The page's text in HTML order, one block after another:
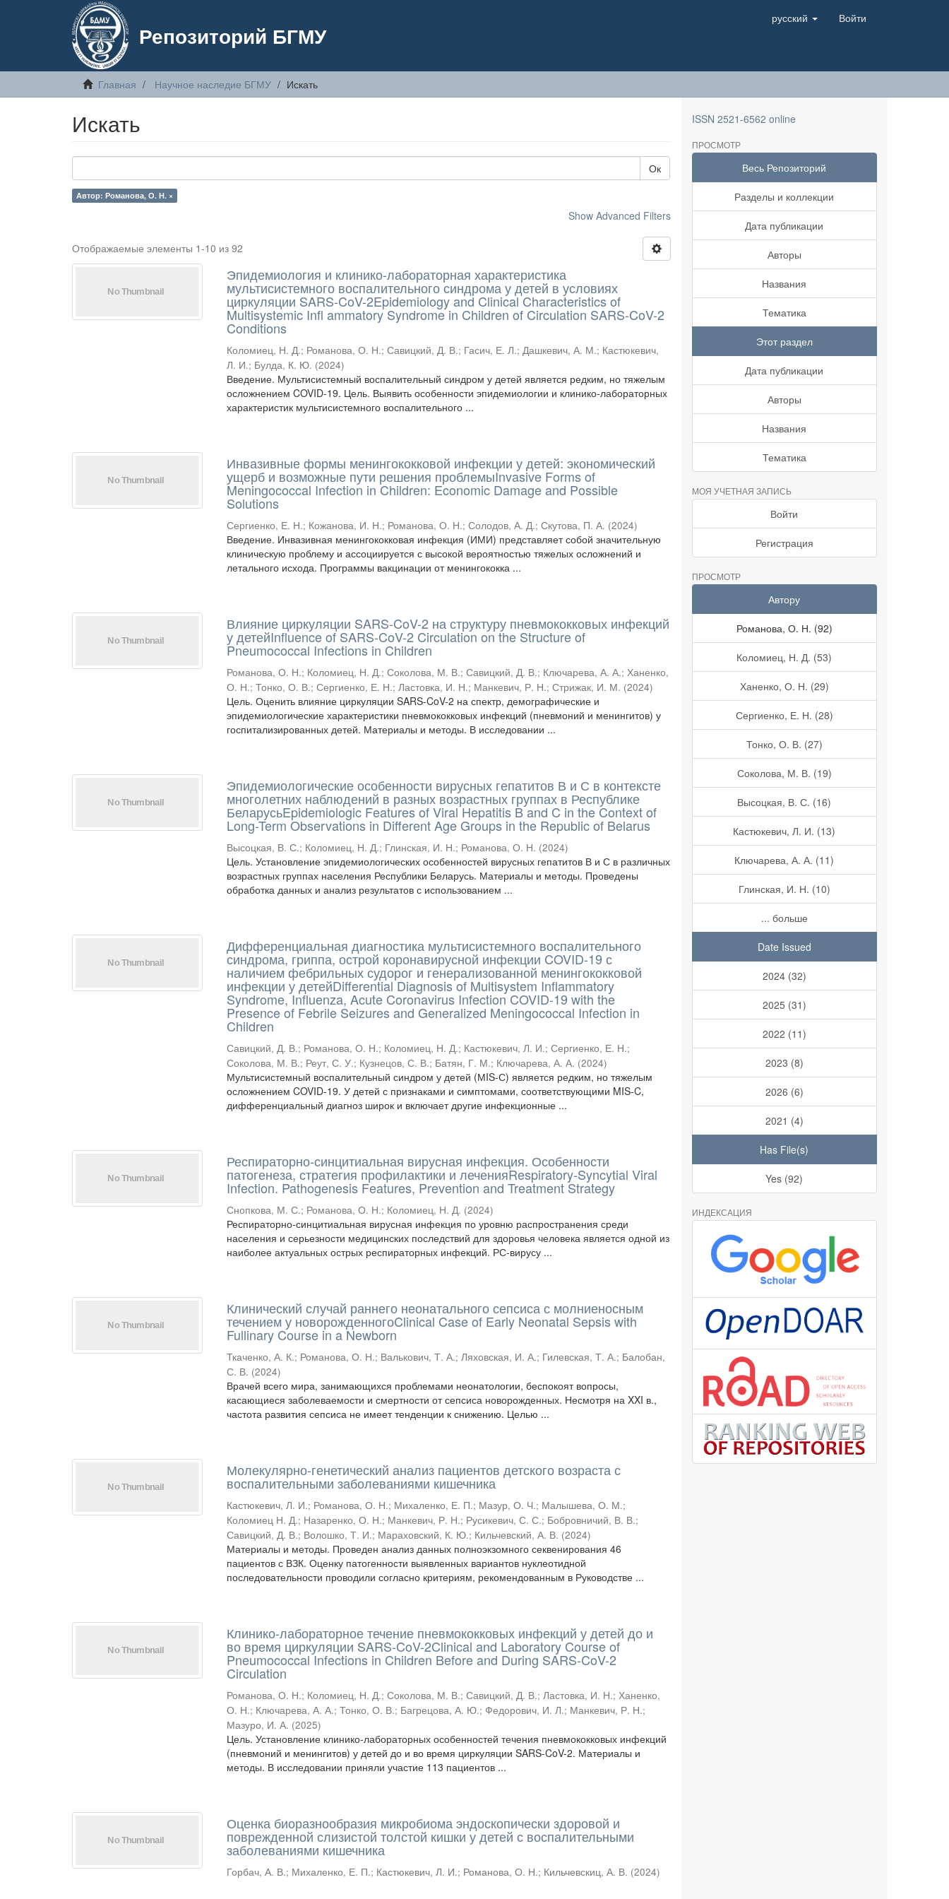
Репозиторий БГМУ
русский Войти
Главная Научное наследие БГМУ Искать
Искать
Ок
Автор: Романова, О. Н. ×
Show Advanced Filters
Отображаемые элементы 1-10 из 92
Эпидемиология и клинико-лабораторная характеристика
мультисистемного воспалительного синдрома у детей в условиях
циркуляции SARS-CoV-2Epidemiology and Clinical Characteristics of
Multisystemic Infl ammatory Syndrome in Children of Circulation SARS-CoV-2
Conditions
Коломиец, Н. Д.; Романова, О. Н.;Савицкий, Д. В.; Гасич, Е. Л.;Дашкевич, А. М.; Кастюкевич,
Л. И.; Булда, К. Ю. (2024)
Введение. Мультисистемный воспалительный синдром у детей является редким, но тяжелым
осложнением COVID-19. Цель. Выявить особенности эпидемиологии и клинико-лабораторных
характеристик мультисистемного воспалительного ...
Инвазивные формы менингококковой инфекции у детей: экономический
ущерб и возможные пути решения проблемыInvasive Forms of
Meningococcal Infection in Children: Economic Damage and Possible
Solutions
Сергиенко, Е. Н.; Кожанова, И. Н.; Романова, О. Н.;Солодов, А. Д.;Скутова, П. А. (2024)
Введение. Инвазивная менингококковая инфекция (ИМИ) представляет собой значительную
клиническую проблему и ассоциируется с высокой вероятностью тяжелых осложнений и
летального исхода. Программы вакцинации от менингококка ...
Влияние циркуляции SARS-CoV-2 на структуру пневмококковых инфекций
у детейInfluence of SARS-CoV-2 Circulation on the Structure of
Pneumococcal Infections in Children
Романова, О. Н.; Коломиец, Н. Д.;Соколова, М. В.;Савицкий, Д. В.; Ключарева, А. А.;Ханенко,
О. Н.;Тонко, О. В.;Сергиенко, Е. Н.;Ластовка, И. Н.; Манкевич, Р. Н.;Стрижак, И. М. (2024)
Цель. Оценить влияние циркуляции SARS-CoV-2 на спектр, демографические и
эпидемиологические характеристики пневмококковых инфекций (пневмоний и менингитов) у
госпитализированных детей. Материалы и методы. В исследовании ...
Эпидемиологические особенности вирусных гепатитов В и С в контексте
многолетних наблюдений в разных возрастных группах в Республике
БеларусьEpidemiologic Features of Viral Hepatitis B and C in the Context of
Long-Term Observations in Different Age Groups in the Republic of Belarus
Высоцкая, В. С.; Коломиец, Н. Д.; Глинская, И. Н.; Романова, О. Н. (2024)
Цель. Установление эпидемиологических особенностей вирусных гепатитов В и С в различных
возрастных группах населения Республики Беларусь. Материалы и методы. Проведены
обработка данных и анализ результатов с использованием ...
Дифференциальная диагностика мультисистемного воспалительного
синдрома, гриппа, острой коронавирусной инфекции COVID-19 с
наличием фебрильных судорог и генерализованной менингококковой
инфекции у детейDifferential Diagnosis of Multisystem Inflammatory
Syndrome, Influenza, Acute Coronavirus Infection COVID-19 with the
Presence of Febrile Seizures and Generalized Meningococcal Infection in
Children
Савицкий, Д. В.; Романова, О. Н.; Коломиец, Н. Д.; Кастюкевич, Л. И.;Сергиенко, Е. Н.;
Соколова, М. В.; Реут, С. У.; Кузнецов, С. В.; Батян, Г. М.; Ключарева, А. А. (2024)
Мультисистемный воспалительный синдром у детей (МIS-С) является редким, но тяжелым
осложнением COVID-19. У детей с признаками и симптомами, соответствующими MIS-C,
дифференциальный диагноз широк и включает другие инфекционные ...
Респираторно-синцитиальная вирусная инфекция. Особенности
патогенеза, стратегия профилактики и леченияRespiratory-Syncytial Viral
Infection. Pathogenesis Features, Prevention and Treatment Strategy
Снопкова, М. С.; Романова, О. Н.; Коломиец, Н. Д. (2024)
Респираторно-синцитиальная вирусная инфекция по уровню распространения среди
населения и серьезности медицинских последствий для здоровья человека является одной из
наиболее актуальных острых респираторных инфекций. РС-вирусу ...
Клинический случай раннего неонатального сепсиса с молниеносным
течением у новорожденногоClinical Case of Early Neonatal Sepsis with
Fullinary Course in a Newborn
Ткаченко, А. К.; Романова, О. Н.; Валькович, Т. А.;Ляховская, И. А.; Гилевская, Т. А.; Балобан,
С. В. (2024)
Врачей всего мира, занимающихся проблемами неонатологии, беспокоят вопросы,
касающиеся заболеваемости и смертности от сепсиса новорожденных. Несмотря на XXI в.,
частота развития сепсиса не имеет тенденции к снижению. Целью ...
Молекулярно-генетический анализ пациентов детского возраста с
воспалительными заболеваниями кишечника
Кастюкевич, Л. И.; Романова, О. Н.; Михаленко, Е. П.; Мазур, О. Ч.; Малышева, О. М.;
Коломиец Н. Д.; Назаренко, О. Н.; Манкевич, Р. Н.; Русикевич, С. С.; Бобровничий, В. В.;
Савицкий, Д. В.; Волошко, Т. И.; Мараховский, К. Ю.; Кильчевский, А. В. (2024)
Материалы и методы. Проведен анализ данных полноэкзомного секвенирования 46
пациентов с ВЗК. Оценку патогенности выявленных вариантов нуклеотидной
последовательности проводили согласно критериям, рекомендованным в Руководстве ...
Клинико-лабораторное течение пневмококковых инфекций у детей до и
во время циркуляции SARS-CoV-2Clinical and Laboratory Course of
Pneumococcal Infections in Children Before and During SARS-CoV-2
Circulation
Романова, О. Н.; Коломиец, Н. Д.;Соколова, М. В.;Савицкий, Д. В.;Ластовка, И. Н.;Ханенко,
О. Н.; Ключарева, А. А.;Тонко, О. В.; Багрецова, А. Ю.; Федорович, И. Л.; Манкевич, Р. Н.;
Мазуро, И. А. (2025)
Цель. Установление клинико-лабораторных особенностей течения пневмококковых инфекций
(пневмоний и менингитов) у детей до и во время циркуляции SARS-CoV-2. Материалы и
методы. В исследовании приняли участие 113 пациентов ...
Оценка биоразнообразия микробиома эндоскопически здоровой и
поврежденной слизистой толстой кишки у детей с воспалительными
заболеваниями кишечника
Горбач, А. В.; Михаленко, Е. П.; Кастюкевич, Л. И.; Романова, О. Н.; Кильчевскиц, А. В. (2024)
ISSN 2521-6562 online
ПРОСМОТР
Весь Репозиторий
Разделы и коллекции
Дата публикации
Авторы
Названия
Тематика
Этот раздел
Дата публикации
Авторы
Названия
Тематика
МОЯ УЧЕТНАЯ ЗАПИСЬ
Войти
Регистрация
ПРОСМОТР
Автору
Романова, О. Н. (92)
Коломиец, Н. Д. (53)
Ханенко, О. Н. (29)
Сергиенко, Е. Н. (28)
Тонко, О. В. (27)
Соколова, М. В. (19)
Высоцкая, В. С. (16)
Кастюкевич, Л. И. (13)
Ключарева, А. А. (11)
Глинская, И. Н. (10)
... больше
Date Issued
2024 (32)
2025 (31)
2022 (11)
2023 (8)
2026 (6)
2021 (4)
Has File(s)
Yes (92)
ИНДЕКСАЦИЯ